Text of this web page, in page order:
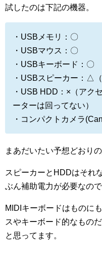
試したのは下記の機器。
・USBメモリ：〇
・USBマウス：〇
・USBキーボード：〇
・USBスピーカー：△
・USB HDD：×（アク
ーターは回ってない）
・コンパクトカメラ
まあだいたい予想どおりの
スピーカーとHDDはそれ
ぶん補助電力が必要なので
MIDIキーボードはものに
スやキーボード的なもの
と思ってます。